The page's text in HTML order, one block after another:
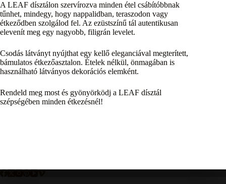
A LEAF dísztálon szervírozva minden étel csábítóbbnak
tűnhet, mindegy, hogy nappalidban, teraszodon vagy
étkeződben szolgálod fel. Az ezüstszínű tál autentikusan
elevenít meg egy nagyobb, filigrán levelet.
Csodás látványt nyújthat egy kellő eleganciával megterített,
bámulatos étkezőasztalon. Ételek nélkül, önmagában is
használható látványos dekorációs elemként.
Rendeld meg most és gyönyörködj a LEAF dísztál
szépségében minden étkezésnél!